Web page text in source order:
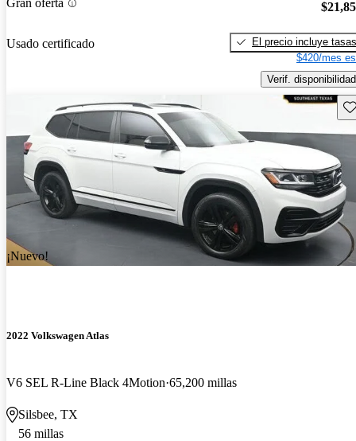
Gran oferta
Usado certificado
El precio incluye tasas
$420/mes
Verif. disponibilidad
¡Nuevo!
2022 Volkswagen Atlas
V6 SEL R-Line Black 4Motion 65,200 millas
Silsbee, TX
56 millas